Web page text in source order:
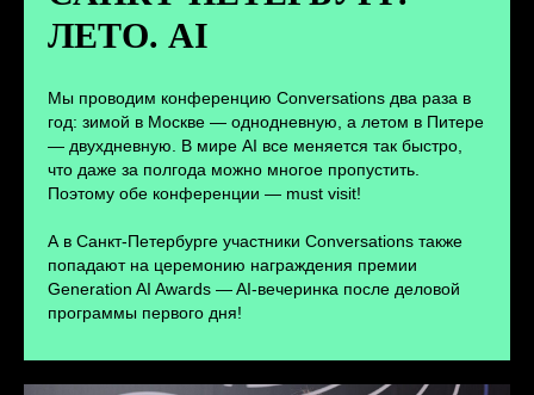
ЛЕТО. AI
Мы проводим конференцию Conversations два раза в
год: зимой в Москве — однодневную, а летом в Питере
— двухдневную. В мире AI все меняется так быстро,
что даже за полгода можно многое пропустить.
Поэтому обе конференции — must visit!
А в Санкт-Петербурге участники Conversations также
попадают на церемонию награждения премии
Generation AI Awards — AI-вечеринка после деловой
программы первого дня!